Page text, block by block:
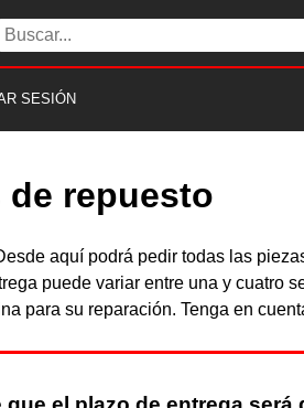
SESIÓN
repuesto
aquí podrá pedir todas las
puede variar entre una y cuatro
para su reparación. Tenga en